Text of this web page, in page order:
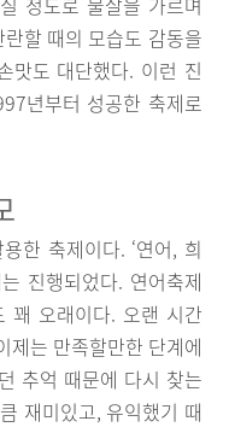
할 때의 모습도 감동을
맛도 대단했다. 이런 진
년부터 성공한 축제로
한 축제이다. ‘연어, 희
진행되었다. 연어축제
꽤 오래이다. 오랜 시간
제는 만족할만한 단계에
추억 때문에 다시 찾는
재미있고, 유익했기 때